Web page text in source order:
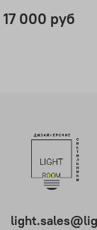
17 000 руб